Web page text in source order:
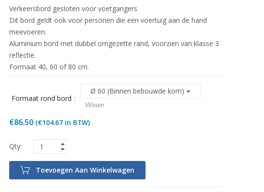
Verkeersbord gesloten voor voetgangers
Dit bord geldt ook voor personen die een voertuig aan de hand
meevoeren.
Aluminium bord met dubbel omgezette rand, voorzien van klasse 3
reflectie.
Formaat 40, 60 of 80 cm.
Formaat rond bord
Wissen
€86.50 (€104.67 in BTW)
Toevoegen Aan Winkelwagen